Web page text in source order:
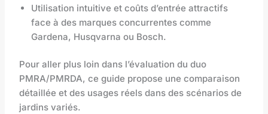
Utilisation intuitive et coûts d’entrée attractifs
face à des marques concurrentes comme
Gardena, Husqvarna ou Bosch.
Pour aller plus loin dans l’évaluation du duo
PMRA/PMRDA, ce guide propose une comparaison
détaillée et des usages réels dans des scénarios de
jardins variés.